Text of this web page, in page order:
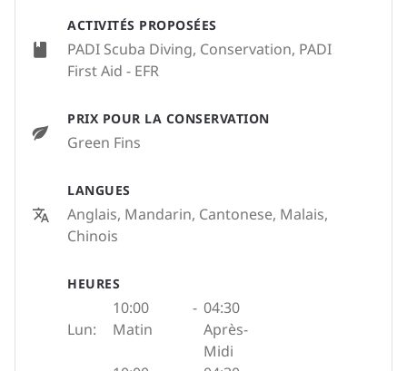
ACTIVITÉS PROPOSÉES
PADI Scuba Diving, Conservation, PADI
First Aid - EFR
PRIX POUR LA CONSERVATION
Green Fins
LANGUES
Anglais, Mandarin, Cantonese, Malais,
Chinois
HEURES
Lun:
10:00
Matin
- 04:30
Après-
Midi